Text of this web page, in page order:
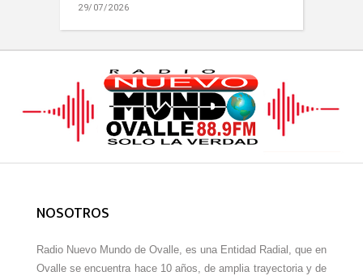
29/07/2026
NOSOTROS
Radio Nuevo Mundo de Ovalle, es una Entidad Radial, que en
Ovalle se encuentra hace 10 años, de amplia trayectoria y de